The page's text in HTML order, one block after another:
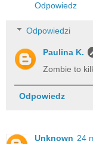
Odpowiedz
Odpowiedzi
Paulina K.
Zombie to
Odpowiedz
Unknown 24